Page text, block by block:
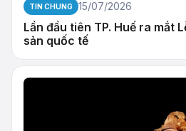
TIN CHUNG 15/07/2026
Lần đầu tiên TP. Huế ra mắt
sản quốc tế